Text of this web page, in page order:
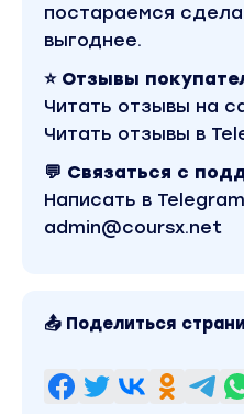
постараемся
выгоднее.
⭐ Отзывы
Читать отзывы на
Читать отзывы в
💬 Связаться с
Написать в Telegram
admin@coursx.net
📤 Поделиться